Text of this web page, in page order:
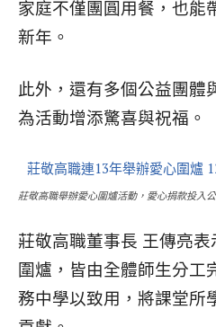
家庭不僅團圓用餐，也能
新年。
此外，還有多個公益團體
為活動增添驚喜與祝福。
莊敬高職舉辦愛心圍爐活動，愛心捐款投入
莊敬高職董事長 王傳亮
圍爐，皆由全體師生分工
務中學以致用，將課堂所